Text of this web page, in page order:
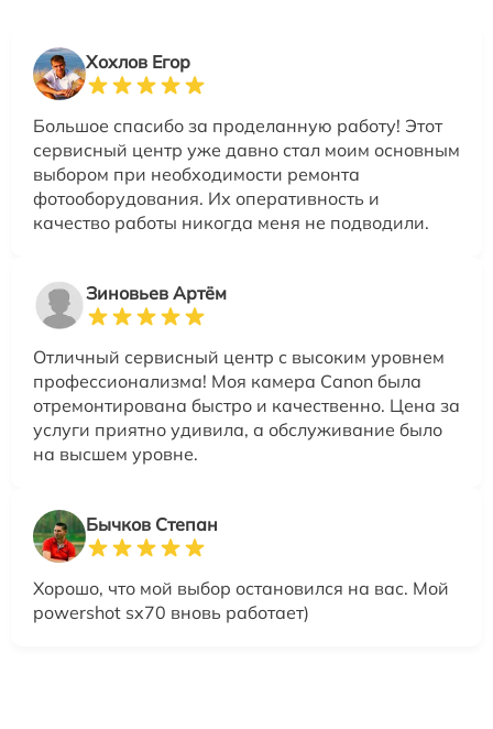
Хохлов Егор
Большое спасибо за проделанную работу! Этот
сервисный центр уже давно стал моим основным
выбором при необходимости ремонта
фотооборудования. Их оперативность и
качество работы никогда меня не подводили.
Зиновьев Артём
Отличный сервисный центр с высоким уровнем
профессионализма! Моя камера Canon была
отремонтирована быстро и качественно. Цена за
услуги приятно удивила, а обслуживание было
на высшем уровне.
Бычков Степан
Хорошо, что мой выбор остановился на вас. Мой
powershot sx70 вновь работает)